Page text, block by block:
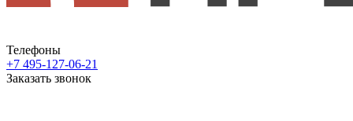
Телефоны
+7 495-127-06-21
Заказать звонок